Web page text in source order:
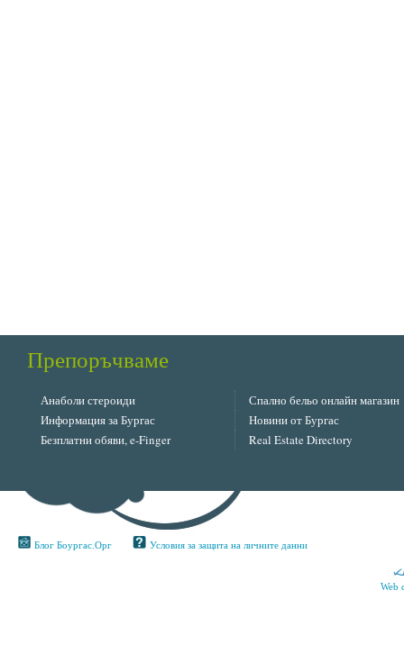
Препоръчваме
Анаболи стероиди
Спално бельо онлайн магазин
Информация за Бургас
Новини от Бургас
Безплатни обяви, e-Finger
Real Estate Directory
Блог Боургас.Орг Условия за защита на личните данни
Web